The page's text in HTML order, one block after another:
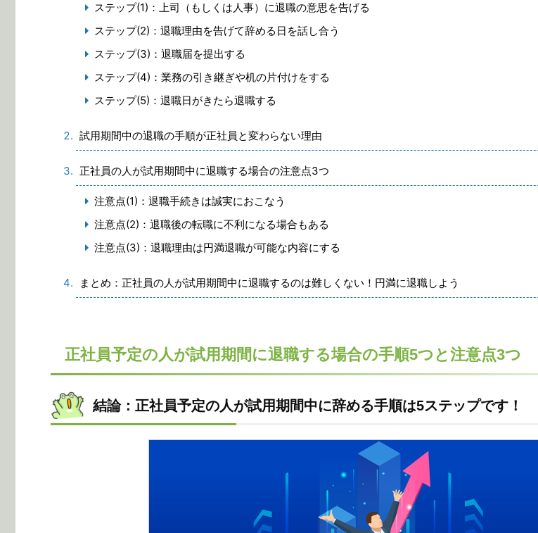
ステップ(1)：上司（もしくは人事）に退職の意思を告げる
ステップ(2)：退職理由を告げて辞める日を話し合う
ステップ(3)：退職届を提出する
ステップ(4)：業務の引き継ぎや机の片付けをする
ステップ(5)：退職日がきたら退職する
試用期間中の退職の手順が正社員と変わらない理由
正社員の人が試用期間中に退職する場合の注意点3つ
注意点(1)：退職手続きは誠実におこなう
注意点(2)：退職後の転職に不利になる場合もある
注意点(3)：退職理由は円満退職が可能な内容にする
まとめ：正社員の人が試用期間中に退職するのは難しくない！円満に退職しよう
正社員予定の人が試用期間に退職する場合の手順5つと注意点3つ
結論：正社員予定の人が試用期間中に辞める手順は5ステップです！